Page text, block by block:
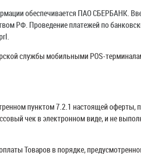
обеспечивается ПАО СБЕРБАНК.
РФ. Проведение платежей по
службы мобильными POS-
пунктом 7.2.1 настоящей оферты,
чек в электронном виде, и не
Товаров в порядке,